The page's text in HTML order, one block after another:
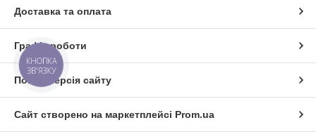
Доставка та оплата
Графік роботи
Повна версія сайту
Сайт створено на маркетплейсі Prom.ua
КНОПКА
ЗВ'ЯЗКУ